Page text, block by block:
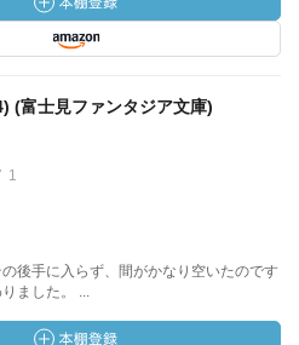
(富士見ファンタジア文庫)
1
後手に入らず、間がかなり空いたのです
ました。 ...